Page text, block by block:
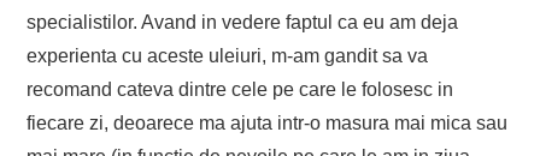
specialistilor. Avand in vedere faptul ca eu am deja
experienta cu aceste uleiuri, m-am gandit sa va
recomand cateva dintre cele pe care le folosesc in
fiecare zi, deoarece ma ajuta intr-o masura mai mica sau